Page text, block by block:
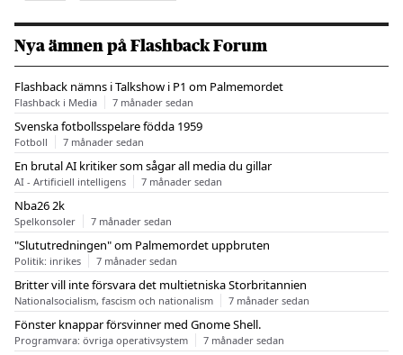
Nya ämnen på Flashback Forum
Flashback nämns i Talkshow i P1 om Palmemordet
Flashback i Media 7 månader sedan
Svenska fotbollsspelare födda 1959
Fotboll 7 månader sedan
En brutal AI kritiker som sågar all media du gillar
AI - Artificiell intelligens 7 månader sedan
Nba26 2k
Spelkonsoler 7 månader sedan
"Slututredningen" om Palmemordet uppbruten
Politik: inrikes 7 månader sedan
Britter vill inte försvara det multietniska Storbritannien
Nationalsocialism, fascism och nationalism 7 månader sedan
Fönster knappar försvinner med Gnome Shell.
Programvara: övriga operativsystem 7 månader sedan